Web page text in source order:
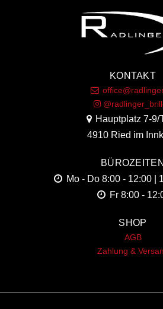
KONTAKT
Hauptplatz 7-9/
4910 Ried im
Mo - Do 8:00 - 12:00 |
Fr 8:00 -
SHOP
AGB
Zahlung &